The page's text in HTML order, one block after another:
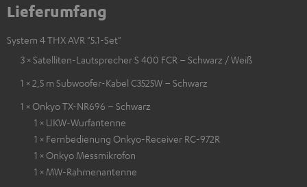
Lieferumfang
System 4 THX AVR "5.1-Set"
3 × Satelliten-Lautsprecher S 400 FCR – Schwarz / Weiß
1 × 2,5 m Subwoofer-Kabel C3525W – Schwarz
1 × Onkyo TX-NR696 – Schwarz
1 × UKW-Wurfantenne
1 × Fernbedienung Onkyo-Receiver RC-972R
1 × Onkyo Messmikrofon
1 × MW-Rahmenantenne